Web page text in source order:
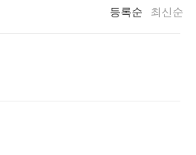
등록순 최신순